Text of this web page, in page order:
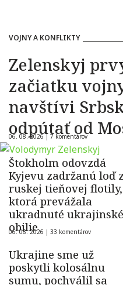
VOJNY A KONFLIKTY
Zelenskyj
začiatku
navštívi
odpútať od
06. 08. 2026 | 7 komentárov
Štokholm odovzdá
Kyjevu zadržanú loď z
ruskej tieňovej flotily,
ktorá prevážala
ukradnuté ukrajinské
obilie
06. 08. 2026 | 33 komentárov
Ukrajine sme už
poskytli kolosálnu
sumu, pochválil sa